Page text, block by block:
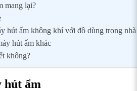
mang lại?
hút ẩm không khí với đồ dùng trong nhà
hút ẩm khác
không?
hút ẩm